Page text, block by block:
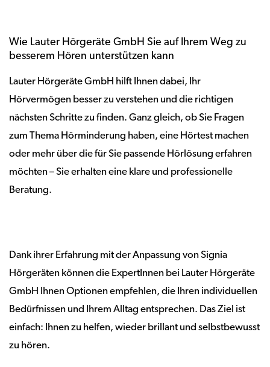
Wie Lauter Hörgeräte GmbH Sie auf Ihrem Weg zu
besserem Hören unterstützen kann
Lauter Hörgeräte GmbH hilft Ihnen dabei, Ihr
Hörvermögen besser zu verstehen und die richtigen
nächsten Schritte zu finden. Ganz gleich, ob Sie Fragen
zum Thema Hörminderung haben, eine Hörtest machen
oder mehr über die für Sie passende Hörlösung erfahren
möchten – Sie erhalten eine klare und professionelle
Beratung.
Dank ihrer Erfahrung mit der Anpassung von Signia
Hörgeräten können die ExpertInnen bei Lauter Hörgeräte
GmbH Ihnen Optionen empfehlen, die Ihren individuellen
Bedürfnissen und Ihrem Alltag entsprechen. Das Ziel ist
einfach: Ihnen zu helfen, wieder brillant und selbstbewusst
zu hören.